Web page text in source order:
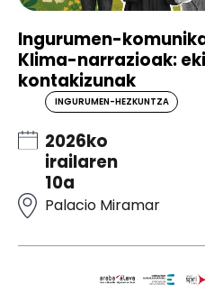
Ingurumen-
Klima-narrazioak:
kontakizunak
INGURUMEN-HEZKUNTZA
2026ko
irailaren
10a
Palacio Miramar